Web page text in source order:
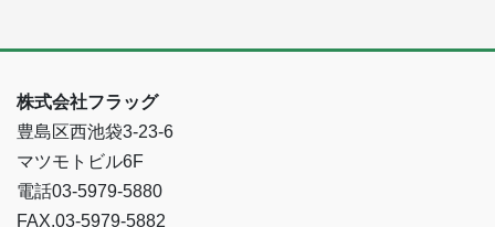
株式会社フラッグ
豊島区西池袋3-23-6
マツモトビル6F
電話03-5979-5880
FAX.03-5979-5882